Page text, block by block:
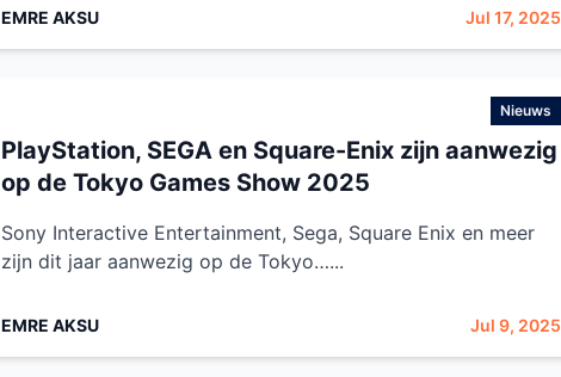
EMRE AKSU Jul 17, 2025
Nieuws
PlayStation, SEGA en Square-Enix zijn aanwezig
op de Tokyo Games Show 2025
Sony Interactive Entertainment, Sega, Square Enix en meer
zijn dit jaar aanwezig op de Tokyo…...
EMRE AKSU Jul 9, 2025